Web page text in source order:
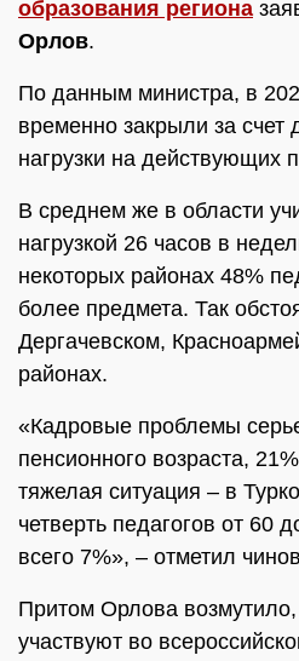
образования региона
Орлов.
По данным министра, в
временно закрыли за счет
нагрузки на действующих
В среднем же в области
нагрузкой 26 часов в
некоторых районах 48%
более предмета. Так
Дергачевском,
районах.
«Кадровые проблемы
пенсионного возраста,
тяжелая ситуация – в
четверть педагогов от 60
всего 7%», – отметил
Притом Орлова
участвуют во